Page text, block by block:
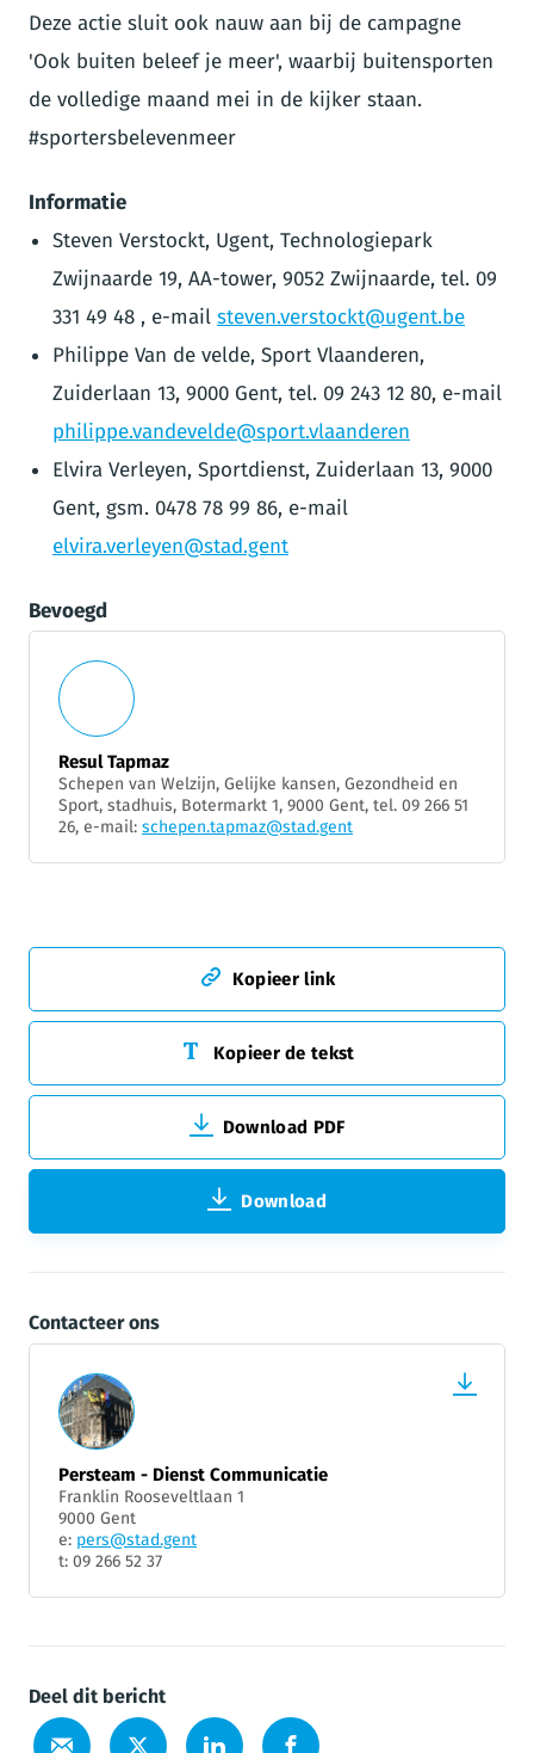
Deze actie sluit ook nauw aan bij de campagne
'Ook buiten beleef je meer', waarbij buitensporten
de volledige maand mei in de kijker staan.
#sportersbelevenmeer
Informatie
Steven Verstockt, Ugent, Technologiepark
Zwijnaarde 19, AA-tower, 9052 Zwijnaarde, tel. 09
331 49 48 , e-mail steven.verstockt@ugent.be
Philippe Van de velde, Sport Vlaanderen,
Zuiderlaan 13, 9000 Gent, tel. 09 243 12 80, e-mail
philippe.vandevelde@sport.vlaanderen
Elvira Verleyen, Sportdienst, Zuiderlaan 13, 9000
Gent, gsm. 0478 78 99 86, e-mail
elvira.verleyen@stad.gent
Bevoegd
Resul Tapmaz
Schepen van Welzijn, Gelijke kansen, Gezondheid en
Sport, stadhuis, Botermarkt 1, 9000 Gent, tel. 09 266 51
26, e-mail: schepen.tapmaz@stad.gent
Kopieer link
Kopieer de tekst
Download PDF
Download
Contacteer ons
Persteam - Dienst Communicatie
Franklin Rooseveltlaan 1
9000 Gent
e: pers@stad.gent
t: 09 266 52 37
Deel dit bericht